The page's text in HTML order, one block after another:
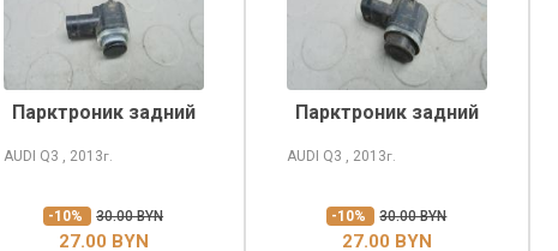
Парктроник задний
AUDI Q3 , 2013г.
-10% 30.00 BYN
27.00 BYN
Парктроник задний
AUDI Q3 , 2013г.
-10% 30.00 BYN
27.00 BYN